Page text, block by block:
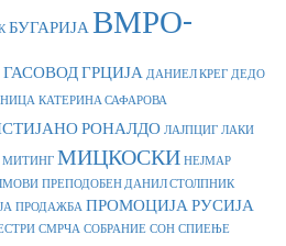
БУГАРИЈА ВМРО-
ГАСОВОДГРЦИЈА ДАНИЕЛ КРЕГ ДЕДО
КАТЕРИНА САФАРОВА
РОНАЛДО ЛАЈПЦИГ ЛАКИ
МИТИНГ МИЦКОСКИ НЕЈМАР
ПРЕПОДОБЕН ДАНИЛ СТОЛПНИК
ПРОДАЖБА ПРОМОЦИЈА РУСИЈА
СМРЧА СОБРАНИЕ СОН СПИЕЊЕ